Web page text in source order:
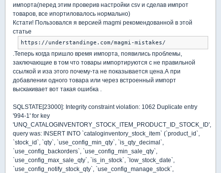
импорта(перед этим проверив настройки csv и сделав импрот
товаров, все ипортиловалось нормально)
Кстати! Пользовался я версией magmi рекомендованной в этой
статье
https://understandinge.com/magmi-mistakes/
.Теперь когда пришло время импорта, появились проблемы,
заключающие в том что товары импортируются с не правильной
ссылкой и иза этого почему-та не показывается цена.А при
добавлении одного товара или через встроенный импорт
выскакивает вот такая ошибка .
SQLSTATE[23000]: Integrity constraint violation: 1062 Duplicate entry
'994-1' for key
'UNQ_CATALOGINVENTORY_STOCK_ITEM_PRODUCT_ID_STOCK_ID',
query was: INSERT INTO `cataloginventory_stock_item` (`product_id`,
`stock_id`, `qty`, `use_config_min_qty`, `is_qty_decimal`,
`use_config_backorders`, `use_config_min_sale_qty`,
`use_config_max_sale_qty`, `is_in_stock`, `low_stock_date`,
`use_config_notify_stock_qty`, `use_config_manage_stock`,